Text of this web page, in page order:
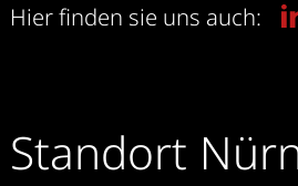
Hier finden sie uns auch:
Standort